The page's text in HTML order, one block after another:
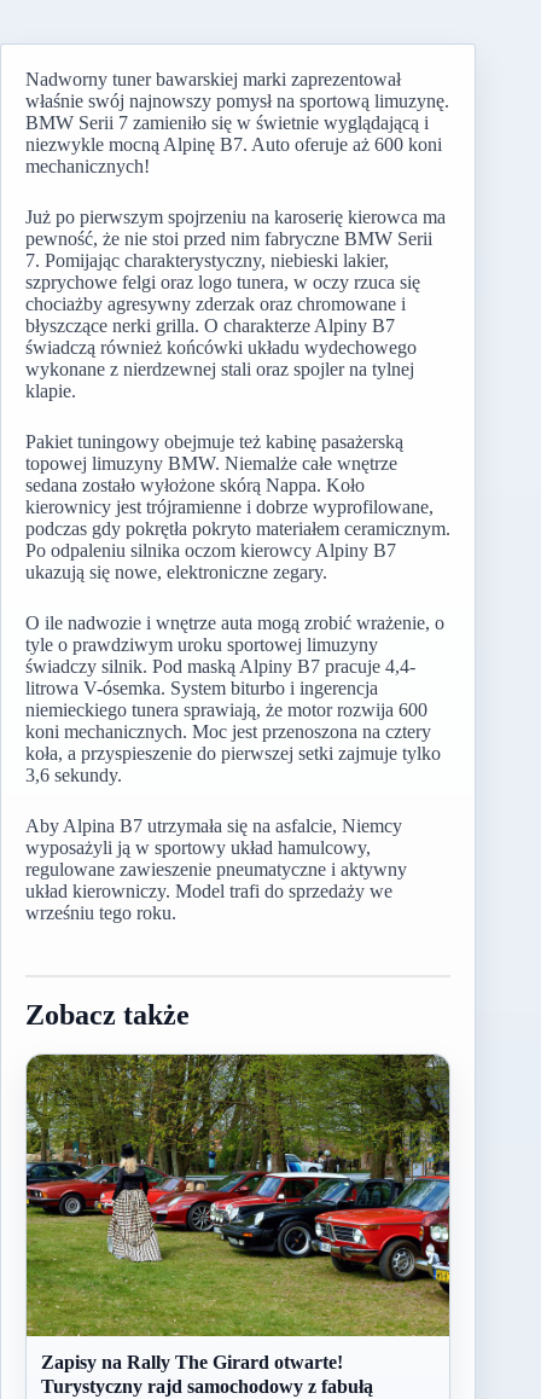
Nadworny tuner bawarskiej marki zaprezentował
właśnie swój najnowszy pomysł na sportową limuzynę.
BMW Serii 7 zamieniło się w świetnie wyglądającą i
niezwykle mocną Alpinę B7. Auto oferuje aż 600 koni
mechanicznych!
Już po pierwszym spojrzeniu na karoserię kierowca ma
pewność, że nie stoi przed nim fabryczne BMW Serii
7. Pomijając charakterystyczny, niebieski lakier,
szprychowe felgi oraz logo tunera, w oczy rzuca się
chociażby agresywny zderzak oraz chromowane i
błyszczące nerki grilla. O charakterze Alpiny B7
świadczą również końcówki układu wydechowego
wykonane z nierdzewnej stali oraz spojler na tylnej
klapie.
Pakiet tuningowy obejmuje też kabinę pasażerską
topowej limuzyny BMW. Niemalże całe wnętrze
sedana zostało wyłożone skórą Nappa. Koło
kierownicy jest trójramienne i dobrze wyprofilowane,
podczas gdy pokrętła pokryto materiałem ceramicznym.
Po odpaleniu silnika oczom kierowcy Alpiny B7
ukazują się nowe, elektroniczne zegary.
O ile nadwozie i wnętrze auta mogą zrobić wrażenie, o
tyle o prawdziwym uroku sportowej limuzyny
świadczy silnik. Pod maską Alpiny B7 pracuje 4,4-
litrowa V-ósemka. System biturbo i ingerencja
niemieckiego tunera sprawiają, że motor rozwija 600
koni mechanicznych. Moc jest przenoszona na cztery
koła, a przyspieszenie do pierwszej setki zajmuje tylko
3,6 sekundy.
Aby Alpina B7 utrzymała się na asfalcie, Niemcy
wyposażyli ją w sportowy układ hamulcowy,
regulowane zawieszenie pneumatyczne i aktywny
układ kierowniczy. Model trafi do sprzedaży we
wrześniu tego roku.
Zobacz także
Zapisy na Rally The Girard otwarte!
Turystyczny rajd samochodowy z fabułą